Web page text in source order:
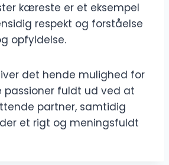
kæreste er et eksempel
respekt og forståelse
opfyldelse.
det hende mulighed for
passioner fuldt ud ved at
partner, samtidig
et rigt og meningsfuldt